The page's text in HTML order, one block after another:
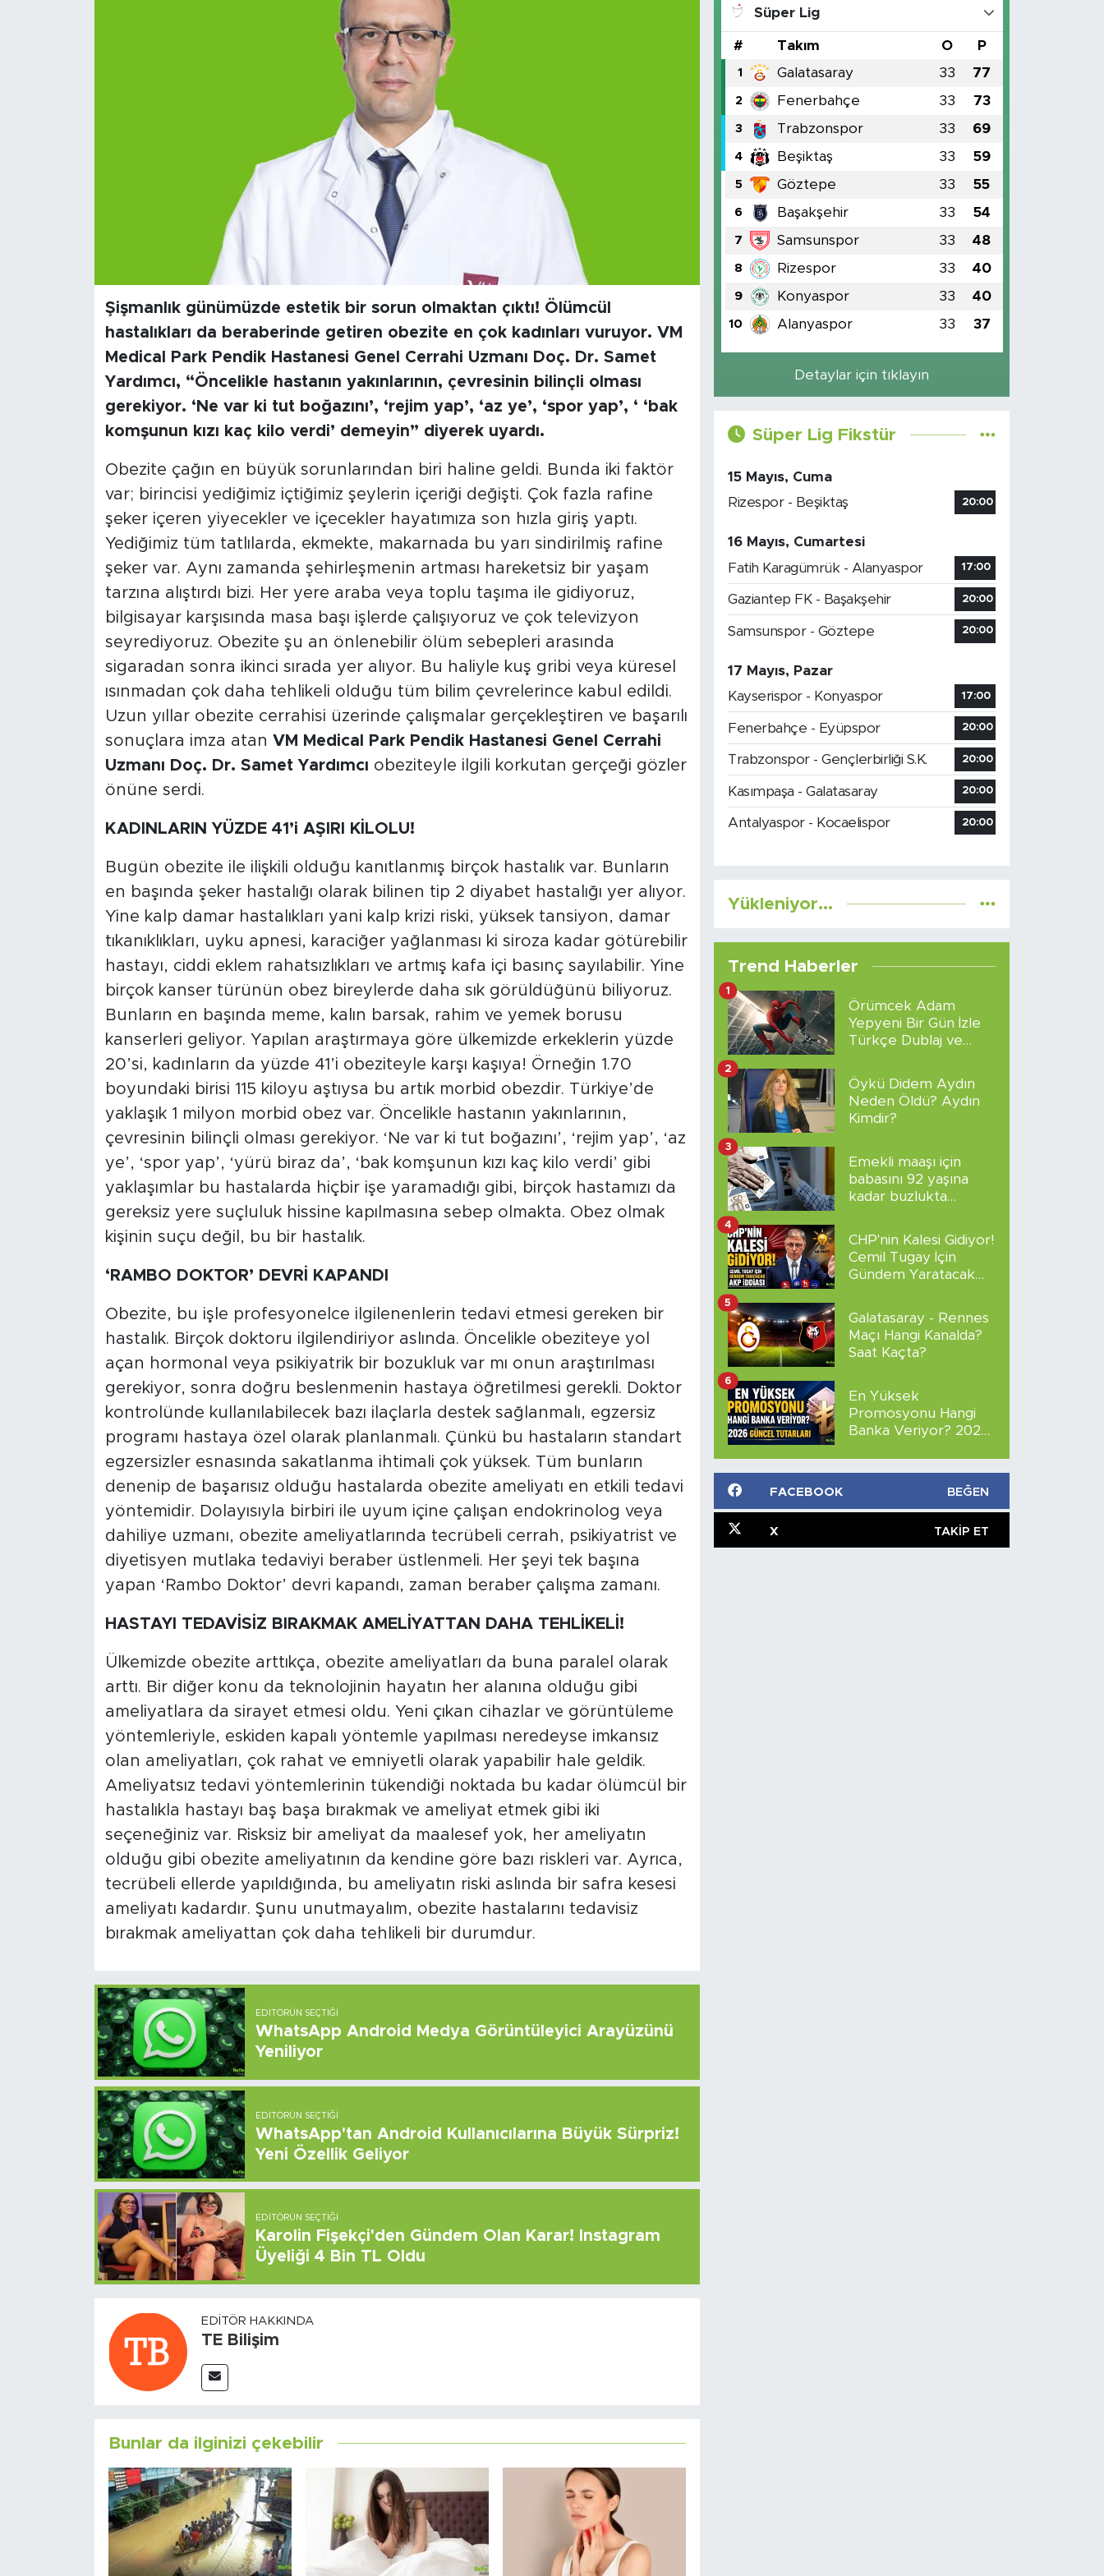
Şişmanlık günümüzde estetik bir sorun olmaktan çıktı! Ölümcül
hastalıkları da beraberinde getiren obezite en çok kadınları vuruyor. VM
Medical Park Pendik Hastanesi Genel Cerrahi Uzmanı Doç. Dr. Samet
Yardımcı, “Öncelikle hastanın yakınlarının, çevresinin bilinçli olması
gerekiyor. ‘Ne var ki tut boğazını’, ‘rejim yap’, ‘az ye’, ‘spor yap’, ‘ ‘bak
komşunun kızı kaç kilo verdi’ demeyin” diyerek uyardı.
Obezite çağın en büyük sorunlarından biri haline geldi. Bunda iki faktör
var; birincisi yediğimiz içtiğimiz şeylerin içeriği değişti. Çok fazla rafine
şeker içeren yiyecekler ve içecekler hayatımıza son hızla giriş yaptı.
Yediğimiz tüm tatlılarda, ekmekte, makarnada bu yarı sindirilmiş rafine
şeker var. Aynı zamanda şehirleşmenin artması hareketsiz bir yaşam
tarzına alıştırdı bizi. Her yere araba veya toplu taşıma ile gidiyoruz,
bilgisayar karşısında masa başı işlerde çalışıyoruz ve çok televizyon
seyrediyoruz. Obezite şu an önlenebilir ölüm sebepleri arasında
sigaradan sonra ikinci sırada yer alıyor. Bu haliyle kuş gribi veya küresel
ısınmadan çok daha tehlikeli olduğu tüm bilim çevrelerince kabul edildi.
Uzun yıllar obezite cerrahisi üzerinde çalışmalar gerçekleştiren ve başarılı
sonuçlara imza atan VM Medical Park Pendik Hastanesi Genel Cerrahi
Uzmanı Doç. Dr. Samet Yardımcı obeziteyle ilgili korkutan gerçeği gözler
önüne serdi.
KADINLARIN YÜZDE 41’i AŞIRI KİLOLU!
Bugün obezite ile ilişkili olduğu kanıtlanmış birçok hastalık var. Bunların
en başında şeker hastalığı olarak bilinen tip 2 diyabet hastalığı yer alıyor.
Yine kalp damar hastalıkları yani kalp krizi riski, yüksek tansiyon, damar
tıkanıklıkları, uyku apnesi, karaciğer yağlanması ki siroza kadar götürebilir
hastayı, ciddi eklem rahatsızlıkları ve artmış kafa içi basınç sayılabilir. Yine
birçok kanser türünün obez bireylerde daha sık görüldüğünü biliyoruz.
Bunların en başında meme, kalın barsak, rahim ve yemek borusu
kanserleri geliyor. Yapılan araştırmaya göre ülkemizde erkeklerin yüzde
20’si, kadınların da yüzde 41’i obeziteyle karşı kaşıya! Örneğin 1.70
boyundaki birisi 115 kiloyu aştıysa bu artık morbid obezdir. Türkiye’de
yaklaşık 1 milyon morbid obez var. Öncelikle hastanın yakınlarının,
çevresinin bilinçli olması gerekiyor. ‘Ne var ki tut boğazını’, ‘rejim yap’, ‘az
ye’, ‘spor yap’, ‘yürü biraz da’, ‘bak komşunun kızı kaç kilo verdi’ gibi
yaklaşımlar bu hastalarda hiçbir işe yaramadığı gibi, birçok hastamızı da
gereksiz yere suçluluk hissine kapılmasına sebep olmakta. Obez olmak
kişinin suçu değil, bu bir hastalık.
‘RAMBO DOKTOR’ DEVRİ KAPANDI
Obezite, bu işle profesyonelce ilgilenenlerin tedavi etmesi gereken bir
hastalık. Birçok doktoru ilgilendiriyor aslında. Öncelikle obeziteye yol
açan hormonal veya psikiyatrik bir bozukluk var mı onun araştırılması
gerekiyor, sonra doğru beslenmenin hastaya öğretilmesi gerekli. Doktor
kontrolünde kullanılabilecek bazı ilaçlarla destek sağlanmalı, egzersiz
programı hastaya özel olarak planlanmalı. Çünkü bu hastaların standart
egzersizler esnasında sakatlanma ihtimali çok yüksek. Tüm bunların
denenip de başarısız olduğu hastalarda obezite ameliyatı en etkili tedavi
yöntemidir. Dolayısıyla birbiri ile uyum içine çalışan endokrinolog veya
dahiliye uzmanı, obezite ameliyatlarında tecrübeli cerrah, psikiyatrist ve
diyetisyen mutlaka tedaviyi beraber üstlenmeli. Her şeyi tek başına
yapan ‘Rambo Doktor’ devri kapandı, zaman beraber çalışma zamanı.
HASTAYI TEDAVİSİZ BIRAKMAK AMELİYATTAN DAHA TEHLİKELİ!
Ülkemizde obezite arttıkça, obezite ameliyatları da buna paralel olarak
arttı. Bir diğer konu da teknolojinin hayatın her alanına olduğu gibi
ameliyatlara da sirayet etmesi oldu. Yeni çıkan cihazlar ve görüntüleme
yöntemleriyle, eskiden kapalı yöntemle yapılması neredeyse imkansız
olan ameliyatları, çok rahat ve emniyetli olarak yapabilir hale geldik.
Ameliyatsız tedavi yöntemlerinin tükendiği noktada bu kadar ölümcül bir
hastalıkla hastayı baş başa bırakmak ve ameliyat etmek gibi iki
seçeneğiniz var. Risksiz bir ameliyat da maalesef yok, her ameliyatın
olduğu gibi obezite ameliyatının da kendine göre bazı riskleri var. Ayrıca,
tecrübeli ellerde yapıldığında, bu ameliyatın riski aslında bir safra kesesi
ameliyatı kadardır. Şunu unutmayalım, obezite hastalarını tedavisiz
bırakmak ameliyattan çok daha tehlikeli bir durumdur.
EDITÖRÜN SEÇTIĞI
WhatsApp Android Medya Görüntüleyici Arayüzünü
Yeniliyor
EDITÖRÜN SEÇTIĞI
WhatsApp'tan Android Kullanıcılarına Büyük Sürpriz!
Yeni Özellik Geliyor
EDITÖRÜN SEÇTIĞI
Karolin Fişekçi'den Gündem Olan Karar! Instagram
Üyeliği 4 Bin TL Oldu
EDITÖR HAKKINDA
TE Bilişim
Bunlar da ilginizi çekebilir
Süper Lig
# Takım O P
1 Galatasaray 33 77
2 Fenerbahçe 33 73
3 Trabzonspor 33 69
4 Beşiktaş 33 59
5 Göztepe 33 55
6 Başakşehir 33 54
7 Samsunspor 33 48
8 Rizespor 33 40
9 Konyaspor 33 40
10 Alanyaspor 33 37
Detaylar için tıklayın
Süper Lig Fikstür
15 Mayıs, Cuma
Rizespor - Beşiktaş
20:00
16 Mayıs, Cumartesi
Fatih Karagümrük - Alanyaspor
17:00
Gaziantep FK - Başakşehir 20:00
Samsunspor - Göztepe 20:00
17 Mayıs, Pazar
Kayserispor - Konyaspor
17:00
Fenerbahçe - Eyüpspor 20:00
Trabzonspor - Gençlerbirliği S.K. 20:00
Kasımpaşa - Galatasaray 20:00
Antalyaspor - Kocaelispor 20:00
Yükleniyor...
Trend Haberler
Örümcek Adam
Yepyeni Bir Gün İzle
Türkçe Dublaj ve
1
Öykü Didem Aydın
Neden Öldü? Aydın
Kimdir?
2
Emekli maaşı için
babasını 92 yaşına
kadar buzlukta
3
CHP'nin Kalesi Gidiyor!
Cemil Tugay İçin
Gündem Yaratacak
4
Galatasaray - Rennes
Maçı Hangi Kanalda?
Saat Kaçta?
5
En Yüksek
Promosyonu Hangi
Banka Veriyor? 2026
6
FACEBOOK BEĞEN
X TAKIP ET